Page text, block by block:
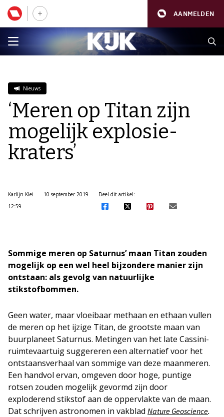
AANMELDEN
Nieuws
‘Meren op Titan zijn
mogelijk explosie-
kraters’
Karlijn Klei
10 september 2019
12:59
Deel dit artikel:
Sommige meren op Saturnus’ maan Titan zouden
mogelijk op een wel heel bijzondere manier zijn
ontstaan: als gevolg van natuurlijke
stikstofbommen.
Geen water, maar vloeibaar methaan en ethaan vullen
de meren op het ijzige Titan, de grootste maan van
buurplaneet Saturnus. Metingen van het late Cassini-
ruimtevaartuig suggereren een alternatief voor het
ontstaansverhaal van sommige van deze maanmeren.
Een handvol ervan, omgeven door hoge, puntige
rotsen zouden mogelijk gevormd zijn door
exploderend stikstof aan de oppervlakte van de maan.
Dat schrijven astronomen in vakblad Nature Geoscience.